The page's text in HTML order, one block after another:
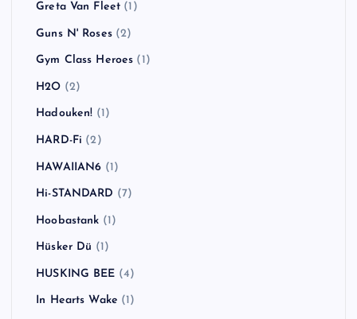
Greta Van Fleet (1)
Guns N' Roses(2)
Gym Class Heroes (1)
H2O (2)
Hadouken! (1)
HARD-Fi (2)
HAWAIIAN6 (1)
Hi-STANDARD (7)
Hoobastank (1)
Hüsker Dü (1)
HUSKING BEE (4)
In Hearts Wake (1)